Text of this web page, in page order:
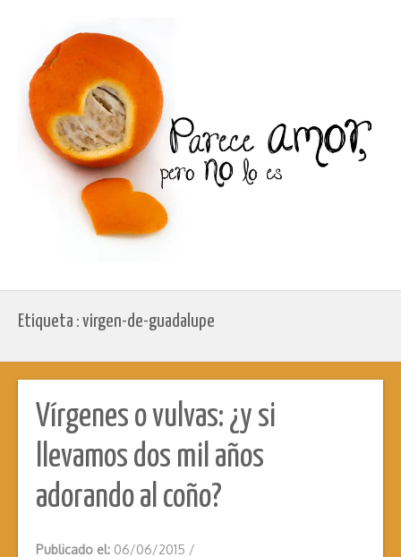
Etiqueta : virgen-de-guadalupe
Vírgenes o vulvas: ¿y si
llevamos dos mil años
adorando al coño?
Publicado el: 06/06/2015 /